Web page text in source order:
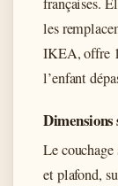
les
IKEA, offre
l’enfant
Dimensions
Le
et plafond,